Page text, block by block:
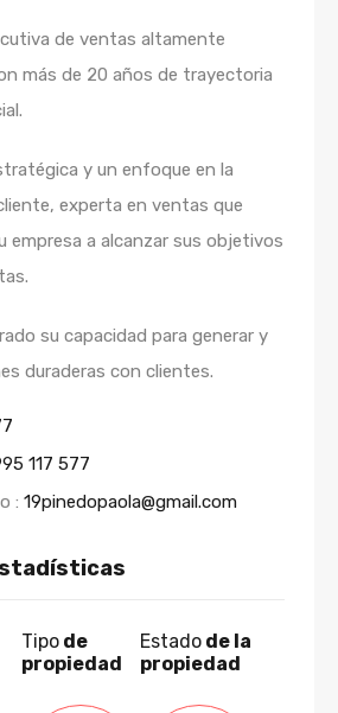
de ventas altamente
más de 20 años de trayectoria
y un enfoque en la
experta en ventas que
empresa a alcanzar sus objetivos
su capacidad para generar y
duraderas con clientes.
117 577
: 19pinedopaola@gmail.com
Tipo de
propiedad
Estado de la
propiedad